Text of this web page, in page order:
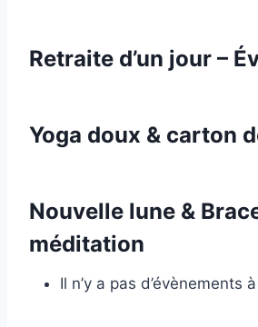
Retraite d’un jour –
Yoga doux & carton
Nouvelle lune &
méditation
Il n’y a pas d’évènements